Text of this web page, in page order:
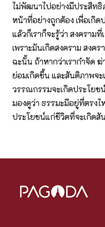
ไม่พัฒนาไปอย่างมีประสิทธิ
หน้าที่อย่างถูกต้อง เพื่อเกิ
แล้วก็เราก็จะรู้ว่า สงคราม
เพราะมันเกิดสงคราม สงค
ฉะนั้น ถ้าหากว่าเรากำจัด
ย่อมเกิดขึ้น และสันติภาพจะ
วรรณกรรมจะเกิดประโยช
มองดูว่า ธรรมะมีอยู่ที่ตรง
ประโยชน์แก่ชีวิตที่จะเกิด